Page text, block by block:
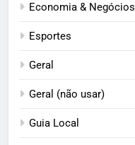
Economia & Negócios
Esportes
Geral
Geral (não usar)
Guia Local